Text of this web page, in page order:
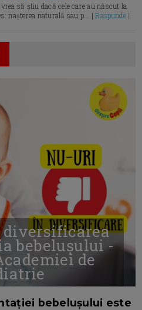
să știu dacă cele care au născut la
nașterea naturală sau p... |Raspunde |
diversificarea
bebelușului -
de
bebelușului este